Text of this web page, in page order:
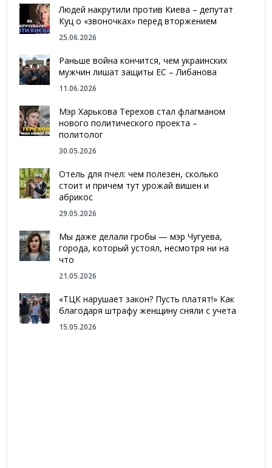
Людей накрутили против Киева – депутат
Куц о «звоночках» перед вторжением
25.06.2026
Раньше война кончится, чем украинских
мужчин лишат защиты ЕС – Либанова
11.06.2026
Мэр Харькова Терехов стал флагманом
нового политического проекта –
политолог
30.05.2026
Отель для пчел: чем полезен, сколько
стоит и причем тут урожай вишен и
абрикос
29.05.2026
Мы даже делали гробы — мэр Чугуева,
города, который устоял, несмотря ни на
что
21.05.2026
«ТЦК нарушает закон? Пусть платят!» Как
благодаря штрафу женщину сняли с учета
15.05.2026